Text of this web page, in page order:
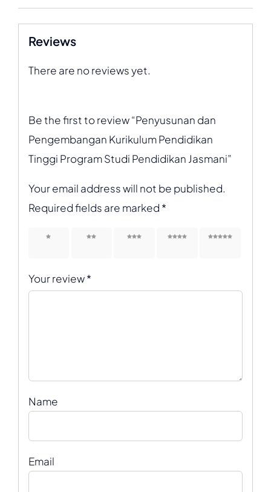
Reviews
There are no reviews yet.
Be the first to review “Penyusunan dan
Pengembangan Kurikulum Pendidikan
Tinggi Program Studi Pendidikan Jasmani”
Your email address will not be published.
Required fields are marked *
1 of 5 2 of 5 3 of 5 4 of 5 5 of 5
Your review*
Name
Email